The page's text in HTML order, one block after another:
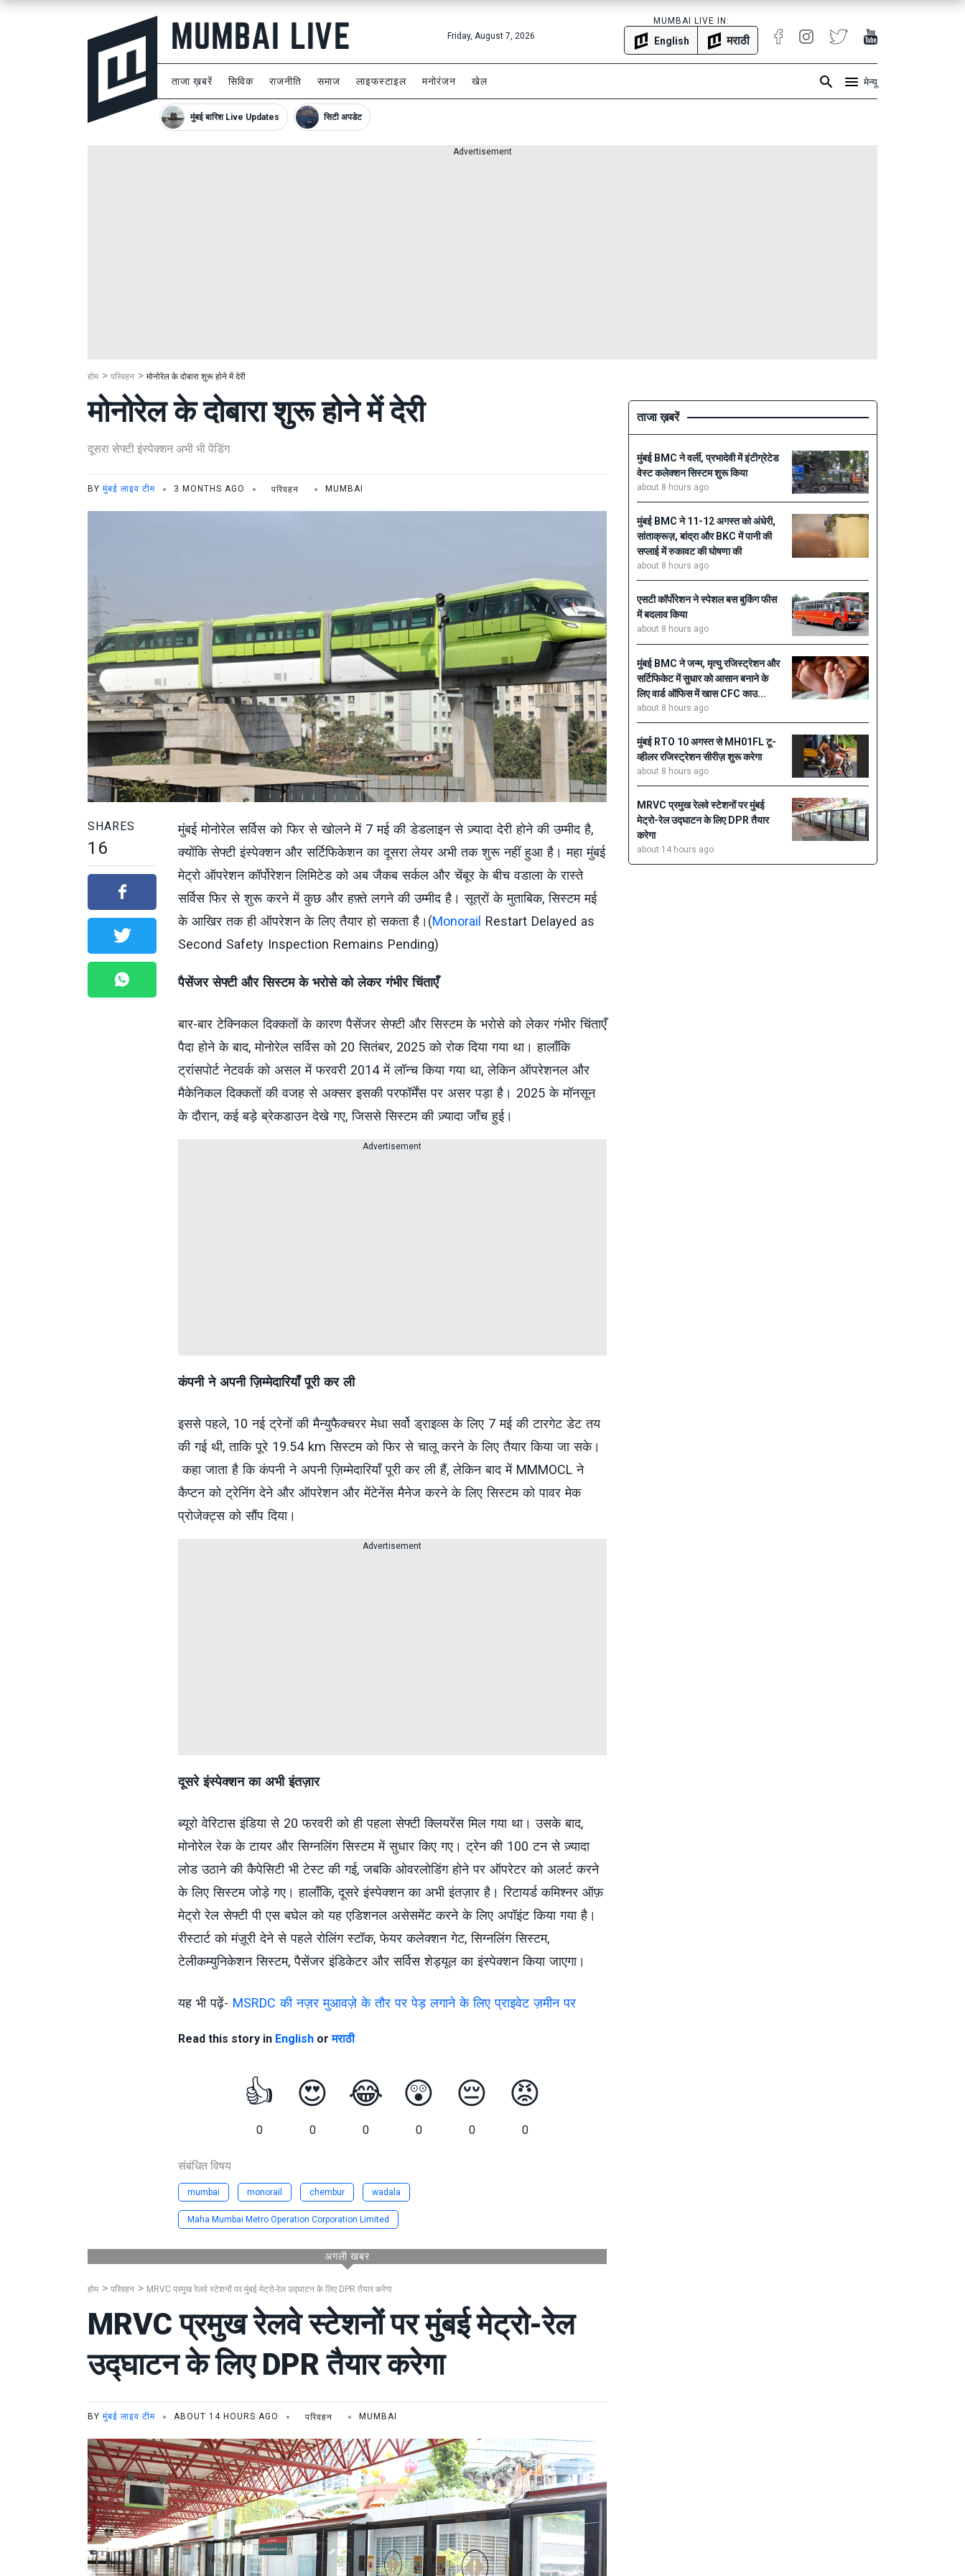
Friday, August 7, 2026
MUMBAI LIVE IN:
English मराठी
ताजा ख़बरें सिविक राजनीति समाज लाइफस्टाइल मनोरंजन खेल मेन्यू
मुंबई बारिश Live Updates सिटी अपडेट
Advertisement
होम परिवहन मोनोरेल के दोबारा शुरू होने में देरी
मोनोरेल के दोबारा शुरू होने में देरी
दूसरा सेफ्टी इंस्पेक्शन अभी भी पेंडिंग
BY मुंबई लाइव टीम 3 MONTHS AGO परिवहन MUMBAI
SHARES
16
मुंबई मोनोरेल सर्विस को फिर से खोलने में 7 मई की डेडलाइन से ज़्यादा देरी होने की उम्मीद है,
क्योंकि सेफ्टी इंस्पेक्शन और सर्टिफिकेशन का दूसरा लेयर अभी तक शुरू नहीं हुआ है। महा मुंबई
मेट्रो ऑपरेशन कॉर्पोरेशन लिमिटेड को अब जैकब सर्कल और चेंबूर के बीच वडाला के रास्ते
सर्विस फिर से शुरू करने में कुछ और हफ़्ते लगने की उम्मीद है। सूत्रों के मुताबिक, सिस्टम मई
के आखिर तक ही ऑपरेशन के लिए तैयार हो सकता है।(Monorail Restart Delayed as
Second Safety Inspection Remains Pending)
पैसेंजर सेफ्टी और सिस्टम के भरोसे को लेकर गंभीर चिंताएँ
बार-बार टेक्निकल दिक्कतों के कारण पैसेंजर सेफ्टी और सिस्टम के भरोसे को लेकर गंभीर चिंताएँ
पैदा होने के बाद, मोनोरेल सर्विस को 20 सितंबर, 2025 को रोक दिया गया था। हालाँकि
ट्रांसपोर्ट नेटवर्क को असल में फरवरी 2014 में लॉन्च किया गया था, लेकिन ऑपरेशनल और
मैकेनिकल दिक्कतों की वजह से अक्सर इसकी परफॉर्मेंस पर असर पड़ा है। 2025 के मॉनसून
के दौरान, कई बड़े ब्रेकडाउन देखे गए, जिससे सिस्टम की ज़्यादा जाँच हुई।
Advertisement
कंपनी ने अपनी ज़िम्मेदारियाँ पूरी कर ली
इससे पहले, 10 नई ट्रेनों की मैन्युफैक्चरर मेधा सर्वो ड्राइव्स के लिए 7 मई की टारगेट डेट तय
की गई थी, ताकि पूरे 19.54 km सिस्टम को फिर से चालू करने के लिए तैयार किया जा सके।
कहा जाता है कि कंपनी ने अपनी ज़िम्मेदारियाँ पूरी कर ली हैं, लेकिन बाद में MMMOCL ने
कैप्टन को ट्रेनिंग देने और ऑपरेशन और मेंटेनेंस मैनेज करने के लिए सिस्टम को पावर मेक
प्रोजेक्ट्स को सौंप दिया।
Advertisement
दूसरे इंस्पेक्शन का अभी इंतज़ार
ब्यूरो वेरिटास इंडिया से 20 फरवरी को ही पहला सेफ्टी क्लियरेंस मिल गया था। उसके बाद,
मोनोरेल रेक के टायर और सिग्नलिंग सिस्टम में सुधार किए गए। ट्रेन की 100 टन से ज़्यादा
लोड उठाने की कैपेसिटी भी टेस्ट की गई, जबकि ओवरलोडिंग होने पर ऑपरेटर को अलर्ट करने
के लिए सिस्टम जोड़े गए। हालाँकि, दूसरे इंस्पेक्शन का अभी इंतज़ार है। रिटायर्ड कमिश्नर ऑफ़
मेट्रो रेल सेफ्टी पी एस बघेल को यह एडिशनल असेसमेंट करने के लिए अपॉइंट किया गया है।
रीस्टार्ट को मंज़ूरी देने से पहले रोलिंग स्टॉक, फेयर कलेक्शन गेट, सिग्नलिंग सिस्टम,
टेलीकम्युनिकेशन सिस्टम, पैसेंजर इंडिकेटर और सर्विस शेड्यूल का इंस्पेक्शन किया जाएगा।
यह भी पढ़ें- MSRDC की नज़र मुआवज़े के तौर पर पेड़ लगाने के लिए प्राइवेट ज़मीन पर
Read this story in Englishorमराठी
👍
0
😍
0
😂
0
😲
0
😔
0
😡
0
संबंधित विषय
mumbai monorail chembur wadala
Maha Mumbai Metro Operation Corporation Limited
अगली खबर
होम परिवहन MRVC प्रमुख रेलवे स्टेशनों पर मुंबई मेट्रो-रेल उद्घाटन के लिए DPR तैयार करेगा
MRVC प्रमुख रेलवे स्टेशनों पर मुंबई मेट्रो-रेल
उद्घाटन के लिए DPR तैयार करेगा
BY मुंबई लाइव टीम ABOUT 14 HOURS AGO परिवहन MUMBAI
ताजा ख़बरें
मुंबई BMC ने वर्ली, प्रभादेवी में इंटीग्रेटेड
वेस्ट कलेक्शन सिस्टम शुरू किया
about 8 hours ago
मुंबई BMC ने 11-12 अगस्त को अंधेरी,
सांताक्रूज़, बांद्रा और BKC में पानी की
सप्लाई में रुकावट की घोषणा की
about 8 hours ago
एसटी कॉर्पोरेशन ने स्पेशल बस बुकिंग फीस
में बदलाव किया
about 8 hours ago
मुंबई BMC ने जन्म, मृत्यु रजिस्ट्रेशन और
सर्टिफिकेट में सुधार को आसान बनाने के
लिए वार्ड ऑफिस में खास CFC काउ...
about 8 hours ago
मुंबई RTO 10 अगस्त से MH01FL टू-
व्हीलर रजिस्ट्रेशन सीरीज़ शुरू करेगा
about 8 hours ago
MRVC प्रमुख रेलवे स्टेशनों पर मुंबई
मेट्रो-रेल उद्घाटन के लिए DPR तैयार
करेगा
about 14 hours ago